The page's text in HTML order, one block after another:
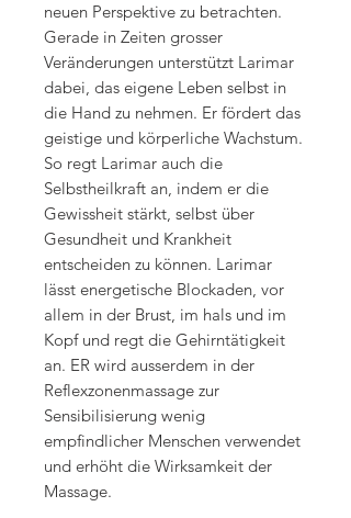
neuen Perspektive zu betrachten.
Gerade in Zeiten grosser
Veränderungen unterstützt Larimar
dabei, das eigene Leben selbst in
die Hand zu nehmen. Er fördert das
geistige und körperliche Wachstum.
So regt Larimar auch die
Selbstheilkraft an, indem er die
Gewissheit stärkt, selbst über
Gesundheit und Krankheit
entscheiden zu können. Larimar
lässt energetische Blockaden, vor
allem in der Brust, im hals und im
Kopf und regt die Gehirntätigkeit
an. ER wird ausserdem in der
Reflexzonenmassage zur
Sensibilisierung wenig
empfindlicher Menschen verwendet
und erhöht die Wirksamkeit der
Massage.